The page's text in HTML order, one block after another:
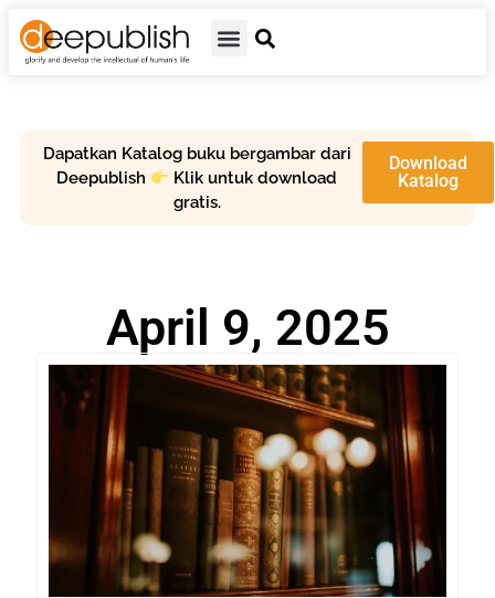
Dapatkan Katalog buku bergambar dari
Deepublish
Klik untuk download
gratis.
Download
Katalog
April 9, 2025